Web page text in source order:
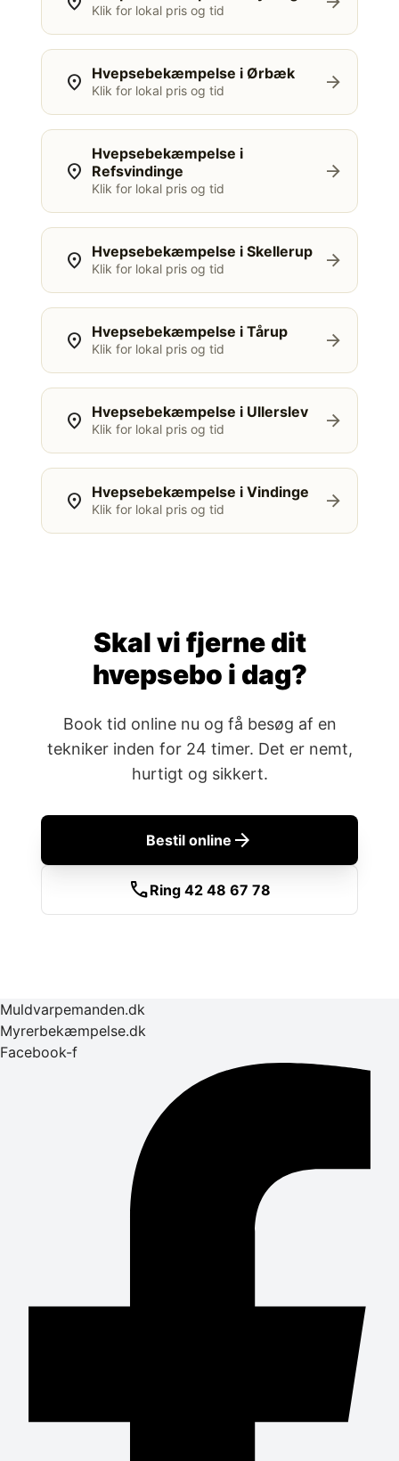
Klik for lokal pris og tid
location_on Hvepsebekæmpelse i Ørbæk
Klik for lokal pris og tid arrow_forward
location_on
Hvepsebekæmpelse i
Refsvindinge
Klik for lokal pris og tid
arrow_forward
location_on Hvepsebekæmpelse i Skellerup
Klik for lokal pris og tid arrow_forward
location_on Hvepsebekæmpelse i Tårup
Klik for lokal pris og tid arrow_forward
location_on Hvepsebekæmpelse i Ullerslev
Klik for lokal pris og tid arrow_forward
location_on Hvepsebekæmpelse i Vindinge
Klik for lokal pris og tid arrow_forward
Skal vi fjerne dit
hvepsebo i dag?
Book tid online nu og få besøg af en
tekniker inden for 24 timer. Det er nemt,
hurtigt og sikkert.
Bestil online arrow_forward
callRing 42 48 67 78
Muldvarpemanden.dk
Myrerbekæmpelse.dk
Facebook-f